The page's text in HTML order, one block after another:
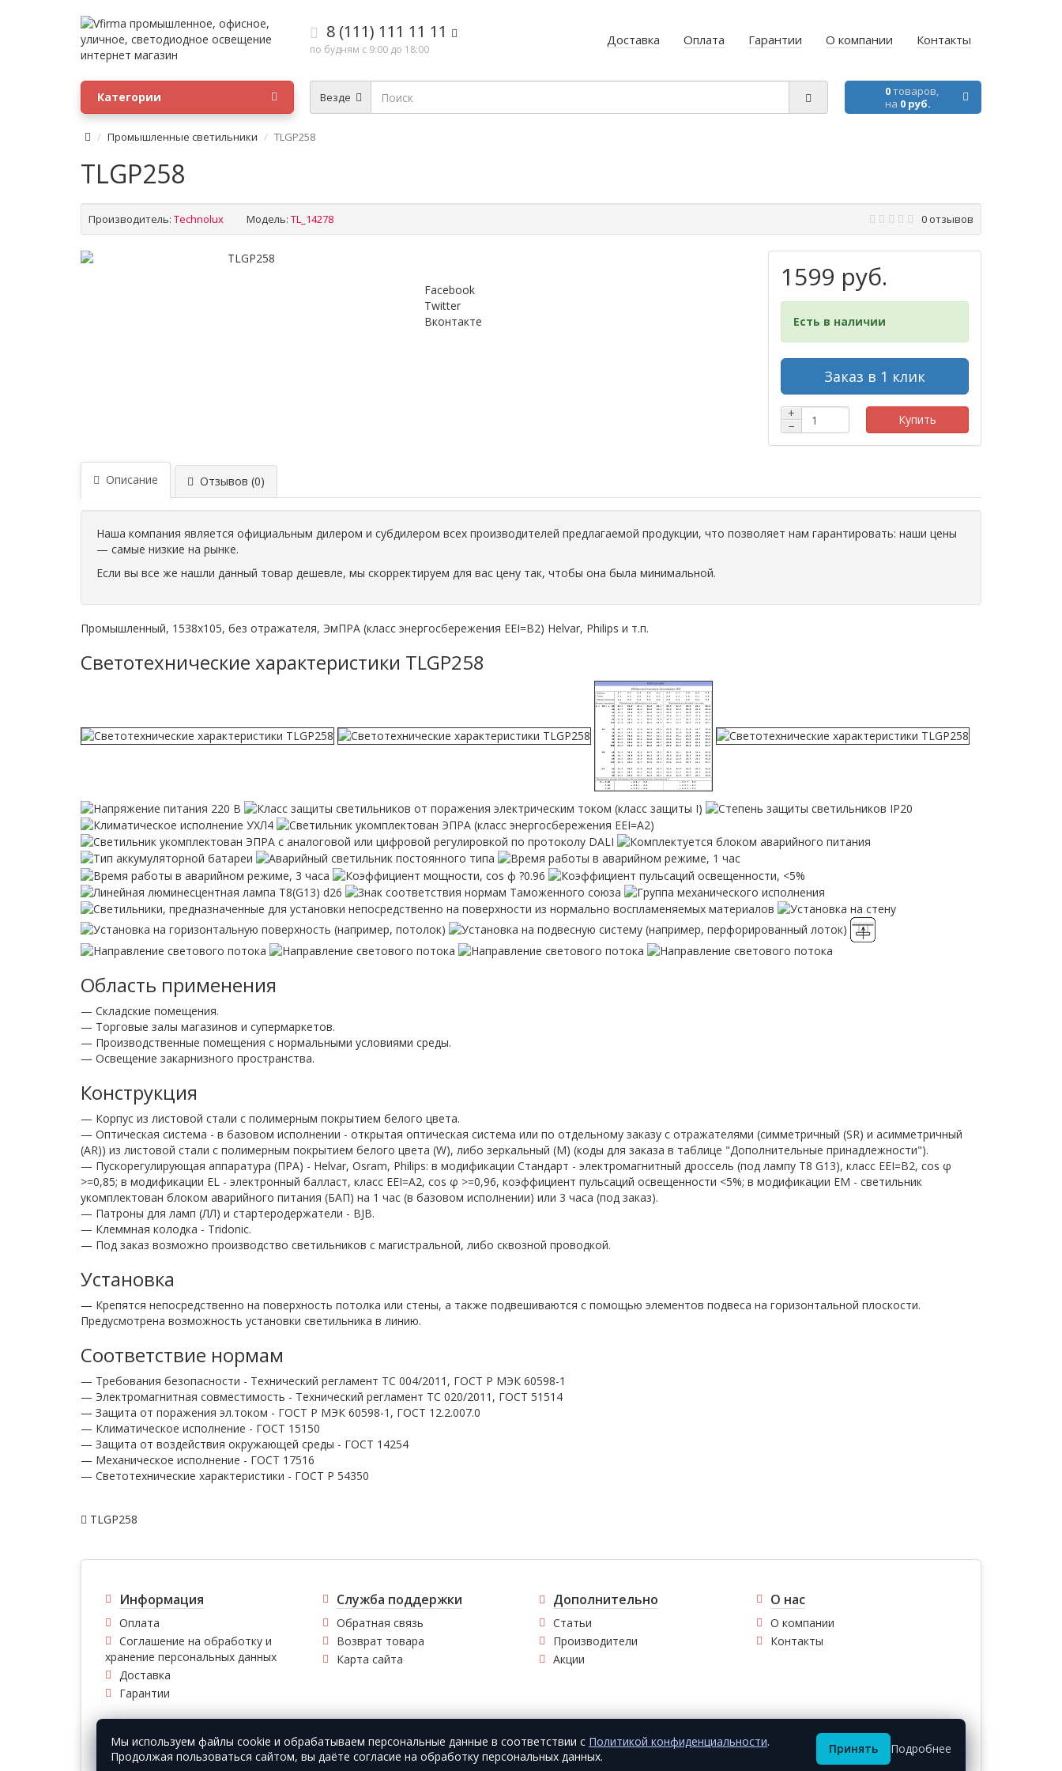
8 (111) 111 11 11
по будням с 9:00 до 18:00
Доставка Оплата Гарантии О компании Контакты
Везде 0товаров,
на 0 руб.
Категории
Промышленные светильники TLGP258
TLGP258
Производитель: Technolux Модель: TL_14278 0 отзывов
Facebook
Twitter
Вконтакте
1599 руб.
Есть в наличии
Заказ в 1 клик
+
−
Купить
Описание Отзывов (0)
Наша компания является официальным дилером и субдилером всех производителей предлагаемой продукции, что позволяет нам гарантировать: наши цены
— самые низкие на рынке.
Если вы все же нашли данный товар дешевле, мы скорректируем для вас цену так, чтобы она была минимальной.
Промышленный, 1538х105, без отражателя, ЭмПРА (класс энергосбережения EEI=B2) Helvar, Philips и т.п.
Светотехнические характеристики TLGP258
Область применения
— Складские помещения.
— Торговые залы магазинов и супермаркетов.
— Производственные помещения с нормальными условиями среды.
— Освещение закарнизного пространства.
Конструкция
— Корпус из листовой стали с полимерным покрытием белого цвета.
— Оптическая система - в базовом исполнении - открытая оптическая система или по отдельному заказу с отражателями (симметричный (SR) и асимметричный
(AR)) из листовой стали с полимерным покрытием белого цвета (W), либо зеркальный (М) (коды для заказа в таблице "Дополнительные принадлежности").
— Пускорегулирующая аппаратура (ПРА) - Helvar, Osram, Philips: в модификации Стандарт - электромагнитный дроссель (под лампу T8 G13), класс EEI=B2, cos φ
>=0,85; в модификации EL - электронный балласт, класс EEI=A2, cos φ >=0,96, коэффициент пульсаций освещенности <5%; в модификации EM - светильник
укомплектован блоком аварийного питания (БАП) на 1 час (в базовом исполнении) или 3 часа (под заказ).
— Патроны для ламп (ЛЛ) и стартеродержатели - BJB.
— Клеммная колодка - Tridonic.
— Под заказ возможно производство светильников с магистральной, либо сквозной проводкой.
Установка
— Крепятся непосредственно на поверхность потолка или стены, а также подвешиваются с помощью элементов подвеса на горизонтальной плоскости.
Предусмотрена возможность установки светильника в линию.
Соответствие нормам
— Требования безопасности - Технический регламент ТС 004/2011, ГОСТ Р МЭК 60598-1
— Электромагнитная совместимость - Технический регламент ТС 020/2011, ГОСТ 51514
— Защита от поражения эл.током - ГОСТ Р МЭК 60598-1, ГОСТ 12.2.007.0
— Климатическое исполнение - ГОСТ 15150
— Защита от воздействия окружающей среды - ГОСТ 14254
— Механическое исполнение - ГОСТ 17516
— Светотехнические характеристики - ГОСТ P 54350
TLGP258
Информация
Оплата
Соглашение на обработку и
хранение персональных данных
Доставка
Гарантии
Служба поддержки
Обратная связь
Возврат товара
Карта сайта
Дополнительно
Статьи
Производители
Акции
О нас
О компании
Контакты
© Vfirma.ru 2008-2026 г. Все права защищены.
Мы используем файлы cookie и обрабатываем персональные данные в соответствии с Политикой конфиденциальности.
Продолжая пользоваться сайтом, вы даёте согласие на обработку персональных данных.
Принять Подробнее